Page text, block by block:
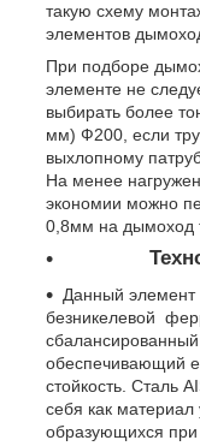
такую схему
элементов
При подборе
элементе не
выбирать более
мм) Ф200, если
выхлопному
На менее
экономии можно
0,8мм на дымоход
Данный элемент
безникелевой
обеспечивающий
стойкость. Сталь
себя как материал
образующихся при